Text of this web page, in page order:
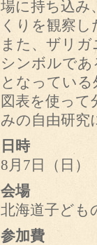
場に持ち込み
くりを観察
また、ザリ
シンボルで
となってい
図表を使っ
みの自由研究
日時
8月7日（日
会場
北海道子ども
参加費